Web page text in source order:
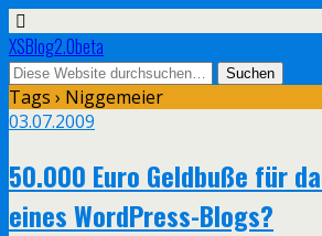
XSBlog2.0beta
Tags › Niggemeier
03.07.2009
50.000 Euro Geldbuße für
eines WordPress-Blogs?